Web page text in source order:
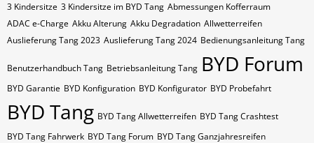
3 Kindersitze 3 Kindersitze im BYD Tang Abmessungen Kofferraum
ADAC e-Charge Akku Alterung Akku Degradation Allwetterreifen
Auslieferung Tang 2023 Auslieferung Tang 2024 Bedienungsanleitung Tang
Benutzerhandbuch Tang Betriebsanleitung Tang BYD Forum
BYD Garantie BYD Konfiguration BYD Konfigurator BYD Probefahrt
BYD Tang BYD Tang Allwetterreifen BYD Tang Crashtest
BYD Tang Fahrwerk BYD Tang Forum BYD Tang Ganzjahresreifen